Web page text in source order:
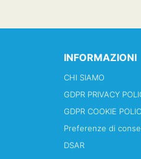
INFORMAZIONI
CHI SIAMO
GDPR PRIVACY
GDPR COOKIE
Preferenze di
DSAR